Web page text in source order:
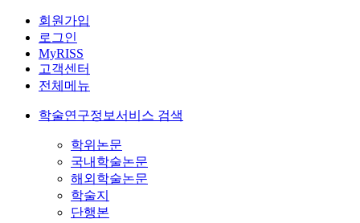
회원가입
로그인
MyRISS
고객센터
전체메뉴
학술연구정보서비스 검색
학위논문
국내학술논문
해외학술논문
학술지
단행본